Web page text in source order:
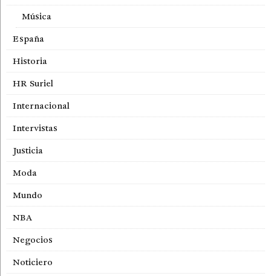
Música
España
Historia
HR Suriel
Internacional
Intervistas
Justicia
Moda
Mundo
NBA
Negocios
Noticiero